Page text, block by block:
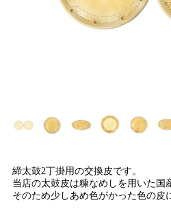
締太鼓2丁掛用の交換皮です。
当店の太鼓皮は糠なめしを用いた国
そのため少しあめ色がかった色の皮